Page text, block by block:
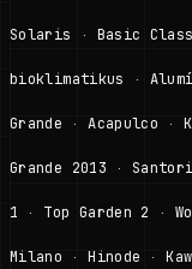
Solaris · Basic Class
bioklimatikus ·
Grande · Acapulco ·
Grande 2013 ·
1 · Top Garden 2 ·
Milano · Hinode ·